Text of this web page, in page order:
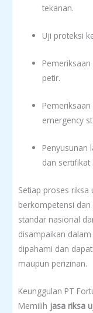
tekanan.
Uji proteksi
petir.
emergency
Penyusunan
dan sertifikat
Setiap proses
berkompetensi
standar nasional
disampaikan
dipahami dan
maupun perizinan.
Keunggulan PT
Memilih jasa riksa